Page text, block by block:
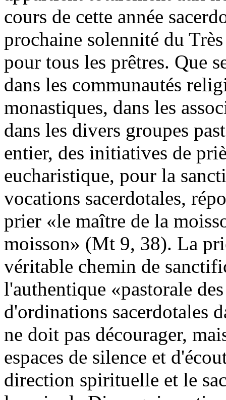
cours de cette année
prochaine solennité du
pour tous les prêtres. Que
dans les communautés
monastiques, dans les
dans les divers groupes
entier, des initiatives de
eucharistique, pour la
vocations sacerdotales,
prier «le maître de la
moisson» (Mt 9, 38). La
véritable chemin de
l'authentique «pastorale
d'ordinations sacerdotales
ne doit pas décourager,
espaces de silence et
direction spirituelle et le